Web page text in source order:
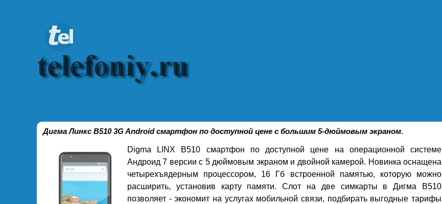
Дигма Линкс В510 3G Android смартфон по доступной цене с большим 5-дюймовым экраном.
Digma LINX B510 смартфон по доступной цене на операционной системе
Андроид 7 версии с 5 дюймовым экраном и двойной камерой. Новинка оснащена
четырехъядерным процессором, 16 Гб встроенной памятью, которую можно
расширить, установив карту памяти. Слот на две симкарты в Дигма В510
позволяет - экономит на услугах мобильной связи, подбирать выгодные тарифы